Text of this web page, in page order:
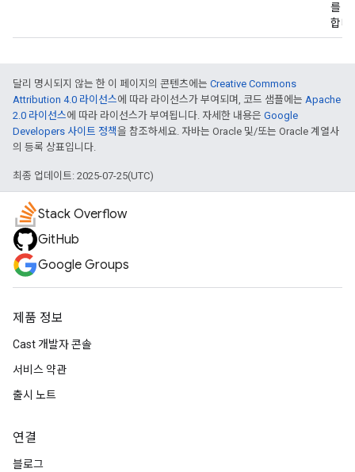
를
합니
달리 명시되지 않는 한 이 페이지의 콘텐츠에는 Creative Commons
Attribution 4.0 라이선스에 따라 라이선스가 부여되며, 코드 샘플에는 Apache
2.0 라이선스에 따라 라이선스가 부여됩니다. 자세한 내용은 Google
Developers 사이트 정책을 참조하세요. 자바는 Oracle 및/또는 Oracle 계열사
의 등록 상표입니다.
최종 업데이트: 2025-07-25(UTC)
Stack Overflow
GitHub
Google Groups
제품 정보
Cast 개발자 콘솔
서비스 약관
출시 노트
연결
블로그